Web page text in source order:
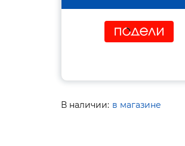
В наличии: в магазине